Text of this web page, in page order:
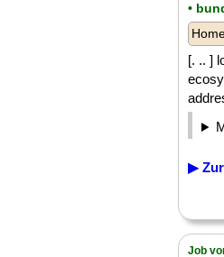
•
[. .. ]
▶
Job